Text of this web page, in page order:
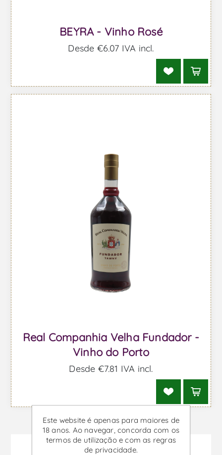
BEYRA - Vinho Rosé
Desde €6,07 IVA incl.
Real Companhia Velha Fundador -
Vinho do Porto
Desde €7,81 IVA incl.
Este website é apenas para maiores de
18 anos. Ao navegar, concorda com os
termos de utilização e com as regras
de privacidade.